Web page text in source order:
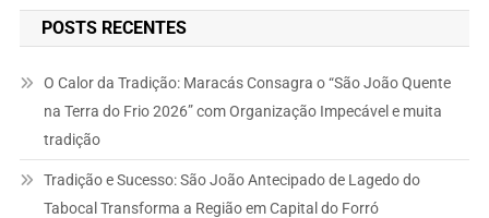
POSTS RECENTES
O Calor da Tradição: Maracás Consagra o “São João Quente
na Terra do Frio 2026” com Organização Impecável e muita
tradição
Tradição e Sucesso: São João Antecipado de Lagedo do
Tabocal Transforma a Região em Capital do Forró